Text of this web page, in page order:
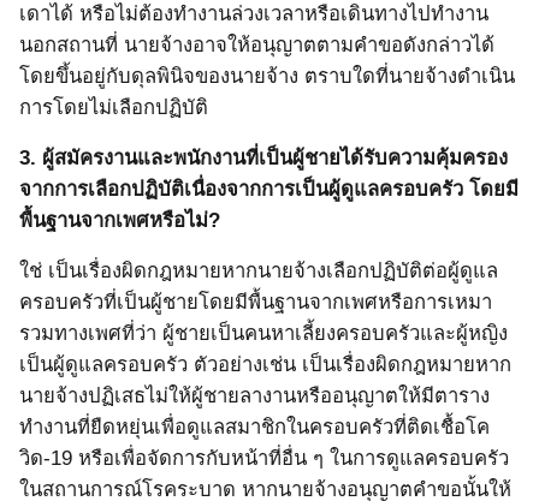
เดาได้ หรือไม่ต้องทำงานล่วงเวลาหรือเดินทางไปทำงาน
นอกสถานที่ นายจ้างอาจให้อนุญาตตามคำขอดังกล่าวได้
โดยขึ้นอยู่กับดุลพินิจของนายจ้าง ตราบใดที่นายจ้างดำเนิน
การโดยไม่เลือกปฏิบัติ
3. ผู้สมัครงานและพนักงานที่เป็นผู้ชายได้รับความคุ้มครอง
จากการเลือกปฏิบัติเนื่องจากการเป็นผู้ดูแลครอบครัว โดยมี
พื้นฐานจากเพศหรือไม่?
ใช่ เป็นเรื่องผิดกฎหมายหากนายจ้างเลือกปฏิบัติต่อผู้ดูแล
ครอบครัวที่เป็นผู้ชายโดยมีพื้นฐานจากเพศหรือการเหมา
รวมทางเพศที่ว่า ผู้ชายเป็นคนหาเลี้ยงครอบครัวและผู้หญิง
เป็นผู้ดูแลครอบครัว ตัวอย่างเช่น เป็นเรื่องผิดกฎหมายหาก
นายจ้างปฏิเสธไม่ให้ผู้ชายลางานหรืออนุญาตให้มีตาราง
ทำงานที่ยืดหยุ่นเพื่อดูแลสมาชิกในครอบครัวที่ติดเชื้อโค
วิด-19 หรือเพื่อจัดการกับหน้าที่อื่น ๆ ในการดูแลครอบครัว
ในสถานการณ์โรคระบาด หากนายจ้างอนุญาตคำขอนั้นให้